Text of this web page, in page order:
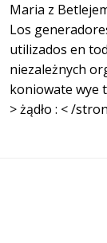
Maria z
Los
utilizados en
niezależnych
koniowate wye
> żądło : < /